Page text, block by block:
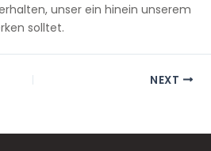
unser ein hinein unserem
solltet.
NEXT